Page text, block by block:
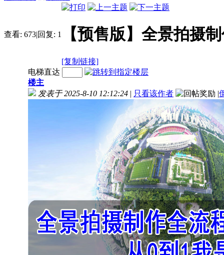
查看: 673|回复: 1 【预售版】全景拍摄
[复制链接]
电梯直达
楼主
发表于 2025-8-10 12:12:24 | 只看该作者 |